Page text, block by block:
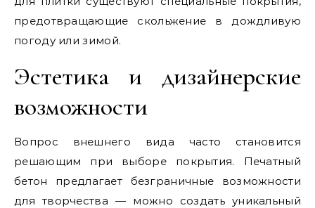
предотвращающие скольжение в дождливую
погоду или зимой.
Эстетика и дизайнерские
возможности
Вопрос внешнего вида часто становится
решающим при выборе покрытия. Печатный
бетон предлагает безграничные возможности
для творчества — можно создать уникальный